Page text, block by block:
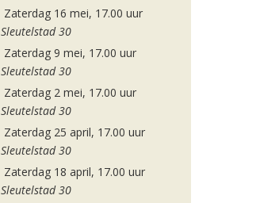
Zaterdag 16 mei, 17.00 uur
Sleutelstad 30
Zaterdag 9 mei, 17.00 uur
Sleutelstad 30
Zaterdag 2 mei, 17.00 uur
Sleutelstad 30
Zaterdag 25 april, 17.00 uur
Sleutelstad 30
Zaterdag 18 april, 17.00 uur
Sleutelstad 30